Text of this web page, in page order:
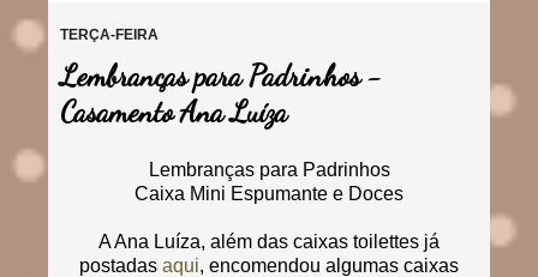
TERÇA-FEIRA
Lembranças para Padrinhos -
Casamento Ana Luíza
Lembranças para Padrinhos
Caixa Mini Espumante e Doces
A Ana Luíza, além das caixas toilettes já
postadas aqui, encomendou algumas caixas